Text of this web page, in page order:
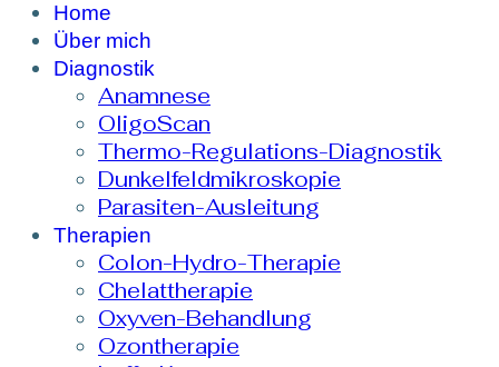
Home
Über mich
Diagnostik
Anamnese
OligoScan
Thermo-Regulations-Diagnostik
Dunkelfeldmikroskopie
Parasiten-Ausleitung
Therapien
Colon-Hydro-Therapie
Chelattherapie
Oxyven-Behandlung
Ozontherapie